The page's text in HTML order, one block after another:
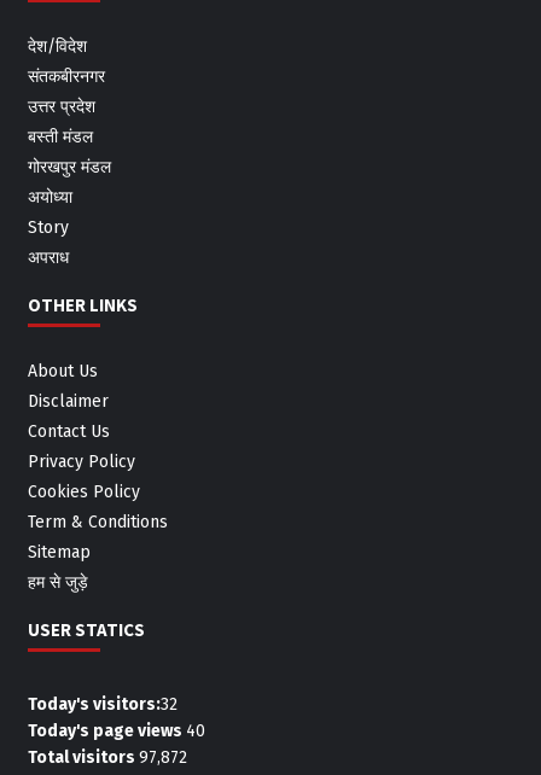
देश/विदेश
संतकबीरनगर
उत्तर प्रदेश
बस्ती मंडल
गोरखपुर मंडल
अयोध्या
Story
अपराध
OTHER LINKS
About Us
Disclaimer
Contact Us
Privacy Policy
Cookies Policy
Term & Conditions
Sitemap
हम से जुड़े
USER STATICS
Today's visitors:32
Today's page views 40
Total visitors 97,872